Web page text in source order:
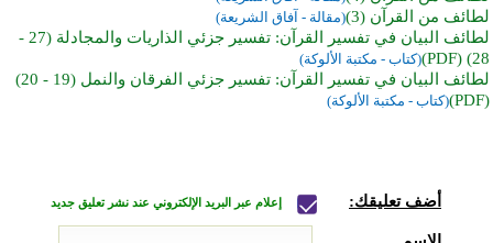
لطائف من القرآن (3) (مقالة - آفاق الشريعة)
لطائف البيان في تفسير القرآن: تفسير جزئي الذاريات والمجادلة (27 -
28) (PDF)
(كتاب - مكتبة الألوكة)
لطائف البيان في تفسير القرآن: تفسير جزئي الفرقان والنمل (19 - 20)
(PDF)
(كتاب - مكتبة الألوكة)
أضف تعليقك: إعلام عبر البريد الإلكتروني عند نشر تعليق جديد